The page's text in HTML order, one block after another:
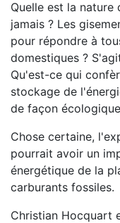
Quelle est la
jamais ? Les
pour répondre à
domestiques ?
Qu'est-ce qui
stockage de
de façon
Chose certaine,
pourrait avoir un
énergétique de la
carburants fossiles.
Christian Hocquart